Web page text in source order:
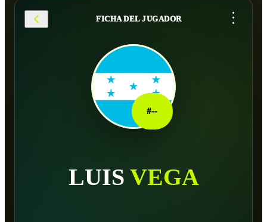
FICHA DEL JUGADOR ...
#--
LUIS VEGA